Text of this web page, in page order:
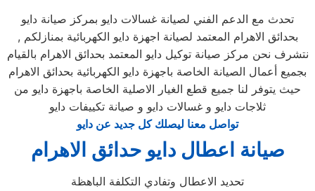
تحدث مع الدعم الفني لصيانة غسالات دايو بمركز صيانة دايو
بحدائق الاهرام المعتمد لصيانة اجهزة دايو الكهربائية بمنازلكم ,
نتشرف نحن مركز صيانة توكيل دايو المعتمد بحدائق الاهرام بالقيام
بجميع أعمال الصيانة الخاصة باجهزة دايو الكهربائية بحدائق الاهرام
حيث يتوفر لنا جميع قطع الغيار الاصلية الخاصة باجهزة دايو من
ثلاجات دايو و غسالات دايو و صيانة تكييفات دايو
تواصل معنا ليصلك كل جديد عن دايو
صيانة اعطال دايو حدائق الاهرام
تحديد الاعطال وتفادي التكلفة الباهظة